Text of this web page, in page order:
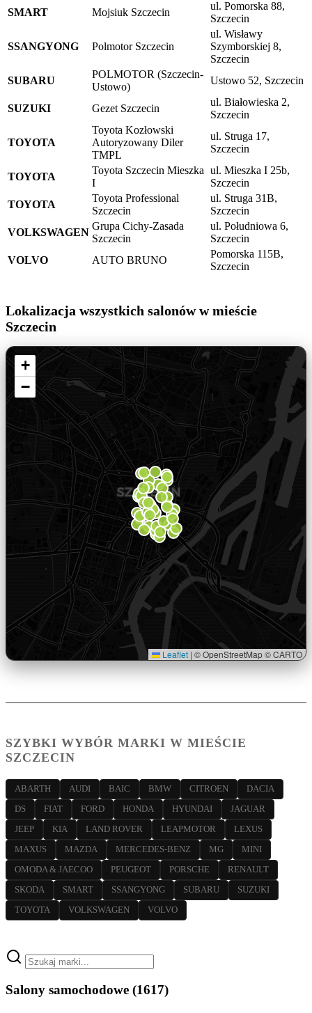
SMART Mojsiuk Szczecin
ul. Pomorska 88,
Szczecin
SSANGYONG Polmotor Szczecin
ul. Wisławy
Szymborskiej 8,
Szczecin
SUBARU
POLMOTOR (Szczecin-
Ustowo)
Ustowo 52, Szczecin
SUZUKI Gezet Szczecin
ul. Białowieska 2,
Szczecin
TOYOTA
Toyota Kozłowski
Autoryzowany Diler
TMPL
ul. Struga 17,
Szczecin
TOYOTA
Toyota Szczecin Mieszka
I
ul. Mieszka I 25b,
Szczecin
TOYOTA
Toyota Professional
Szczecin
ul. Struga 31B,
Szczecin
VOLKSWAGEN
Grupa Cichy-Zasada
Szczecin
ul. Południowa 6,
Szczecin
VOLVO
AUTO BRUNO
Pomorska 115B,
Szczecin
Lokalizacja wszystkich salonów w mieście
Szczecin
+
−
Leaflet | © OpenStreetMap © CARTO
SZYBKI WYBÓR MARKI W MIEŚCIE
SZCZECIN
ABARTH AUDI BAIC BMW CITROEN DACIA
DS FIAT FORD HONDA HYUNDAI JAGUAR
JEEP KIA LAND ROVER LEAPMOTOR LEXUS
MAXUS MAZDA MERCEDES-BENZ MG MINI
OMODA & JAECOO PEUGEOT PORSCHE RENAULT
SKODA SMART SSANGYONG SUBARU SUZUKI
TOYOTA VOLKSWAGEN VOLVO
Salony samochodowe (1617)